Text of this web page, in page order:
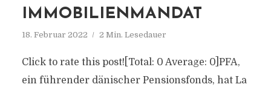
IMMOBILIENMANDAT
18. Februar 2022 2 Min. Lesedauer
Click to rate this post![Total: 0 Average: 0]PFA,
ein führender dänischer Pensionsfonds, hat La